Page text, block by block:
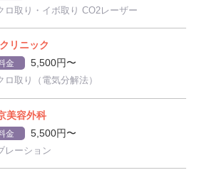
ロ取り・イボ取り CO2レーザー
リニック
金 5,500円〜
ロ取り（電気分解法）
美容外科
金 5,500円〜
レーション